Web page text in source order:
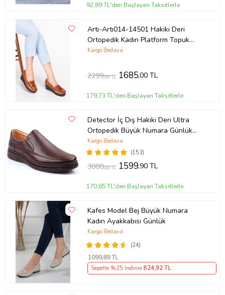
92,89 TL'den Başlayan Taksitlerle
Artı-Artı014-14501 Hakiki Deri
Ortopedik Kadın Platform Topuk
Ayakkabı (Taba)
Kargo Bedava
2299,99 TL 1685,00 TL
179,73 TL'den Başlayan Taksitlerle
Detector İç Dış Hakiki Deri Ultra
Ortopedik Büyük Numara Günlük
Erkek Ayakkabı 700-10 (KAHVE)
(153)
Kargo Bedava
3000,00 TL 1599,90 TL
170,65 TL'den Başlayan Taksitlerle
Kafes Model Bej Büyük Numara
Kadın Ayakkabısı Günlük
(24)
Kargo Bedava
1099,89 TL
Sepette %25 İndirim 824,92 TL